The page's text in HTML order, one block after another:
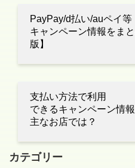
PayPay/d払い/auペイ等
キャンペーン情報をま
版】
支払い方法で利用
できるキャンペーン情報
主なお店では？
カテゴリー